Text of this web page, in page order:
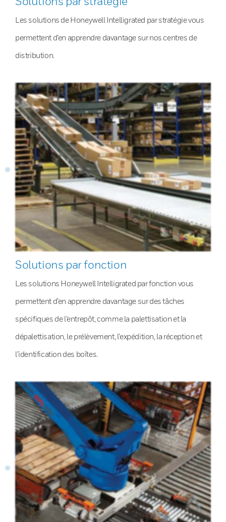
Les solutions de Honeywell Intelligrated par stratégie vous
permettent d’en apprendre davantage sur nos centres de
distribution.
Solutions par fonction
Les solutions Honeywell Intelligrated par fonction vous
permettent d’en apprendre davantage sur des tâches
spécifiques de l’entrepôt, comme la palettisation et la
dépalettisation, le prélèvement, l’expédition, la réception et
l’identification des boîtes.